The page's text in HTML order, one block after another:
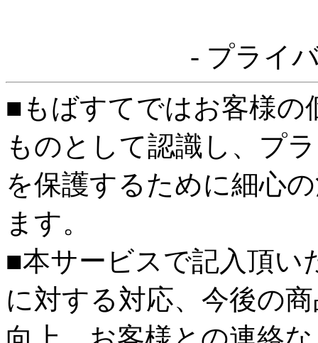
- プライ
■もばすてではお客様の
ものとして認識し、プ
を保護するために細心
ます。
■本サービスで記入頂い
に対する対応、今後の